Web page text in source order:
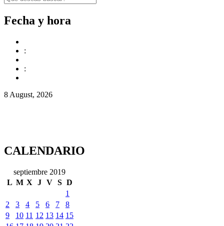
Fecha y hora
:
:
8 August, 2026
CALENDARIO
septiembre 2019
L M X J V S D
1
2
3 4 5 6 7
8
9
10 11 12 13 14 15